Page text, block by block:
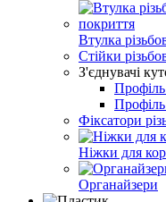
Втулка
Стійки
З'єднувачі
Фіксатори
Ніжки для
Органайзери